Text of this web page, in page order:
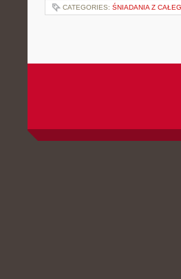
CATEGORIES: ŚNIADANIA Z